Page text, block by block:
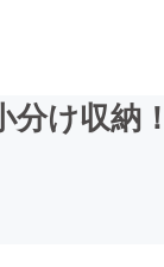
け収納！